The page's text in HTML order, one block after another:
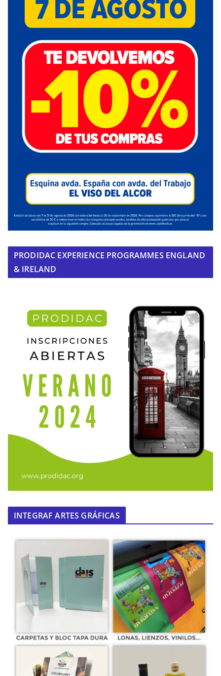
PRODIDAC EXPERIENCE PROGRAMMES ENGLAND
& IRELAND
INTEGRAF ARTES GRÁFICAS